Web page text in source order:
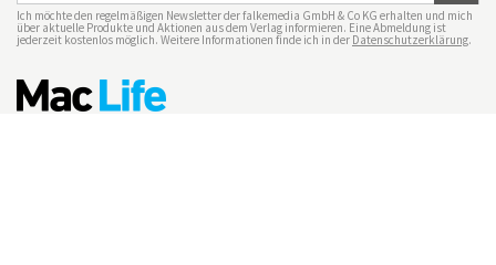
Ich möchte den regelmäßigen Newsletter der falkemedia GmbH & Co KG erhalten und mich
über aktuelle Produkte und Aktionen aus dem Verlag informieren. Eine Abmeldung ist
jederzeit kostenlos möglich. Weitere Informationen finde ich in der Datenschutzerklärung.